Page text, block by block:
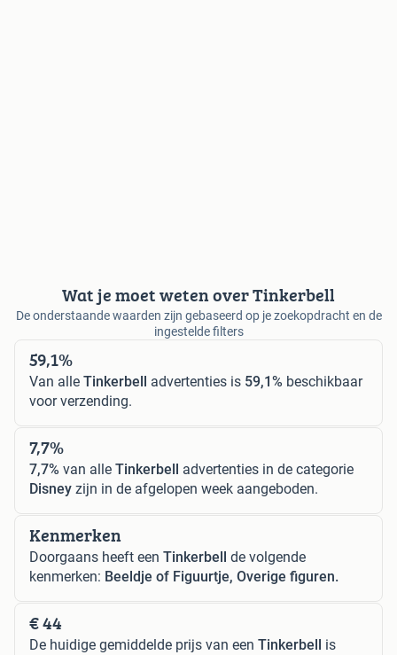
Wat je moet weten over Tinkerbell
De onderstaande waarden zijn gebaseerd op je zoekopdracht en de
ingestelde filters
59,1%
Van alle Tinkerbell advertenties is 59,1% beschikbaar
voor verzending.
7,7%
7,7% van alle Tinkerbell
advertenties in de categorie
Disney zijn in de afgelopen week aangeboden.
Kenmerken
Doorgaans heeft een Tinkerbell
de volgende
kenmerken: Beeldje of Figuurtje, Overige figuren.
€ 44
De huidige gemiddelde prijs van een Tinkerbell
is